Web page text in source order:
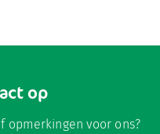
op
opmerkingen voor ons?